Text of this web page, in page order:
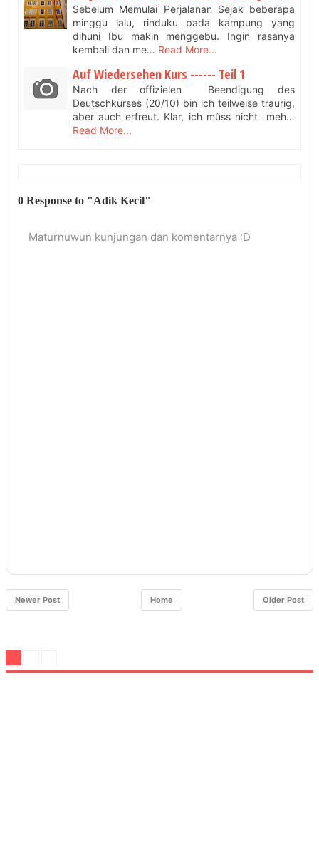
Sebelum Memulai Perjalanan Sejak beberapa
minggu lalu, rinduku pada kampung yang
dihuni Ibu makin menggebu. Ingin rasanya
kembali dan me… Read More...
Auf Wiedersehen Kurs ------ Teil 1
Nach der offizielen Beendigung des
Deutschkurses (20/10) bin ich teilweise traurig,
aber auch erfreut. Klar, ich műss nicht meh…
Read More...
0 Response to "Adik Kecil"
Maturnuwun kunjungan dan komentarnya :D
Newer Post Older Post
Home